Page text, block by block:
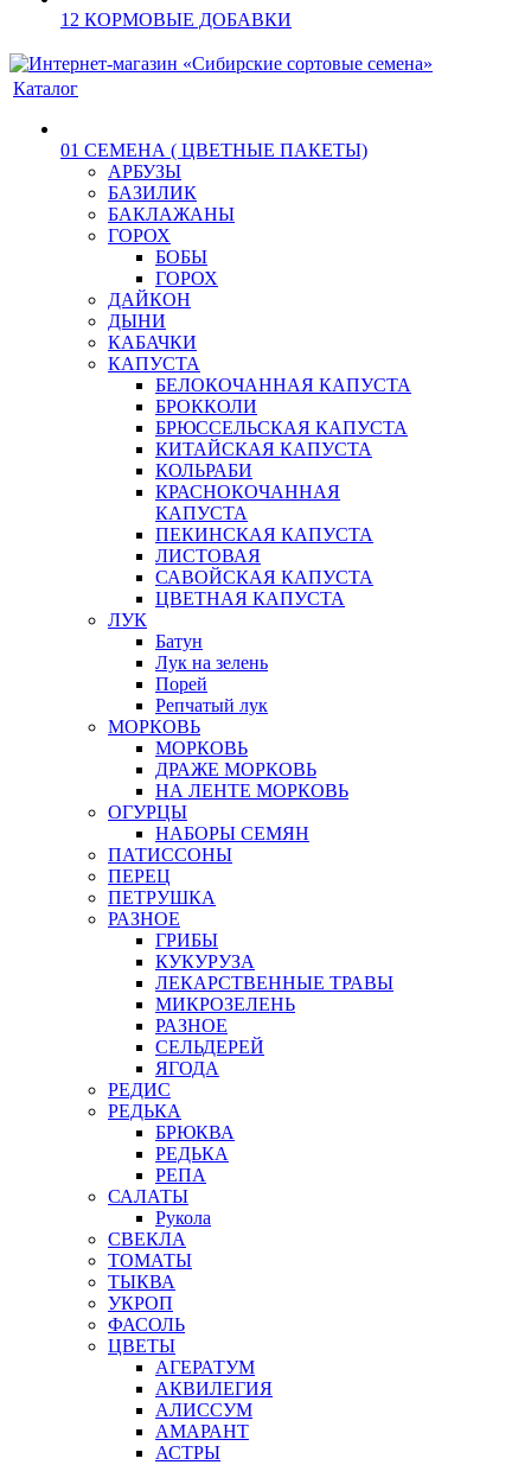
12 КОРМОВЫЕ ДОБАВКИ
Каталог
01 СЕМЕНА ( ЦВЕТНЫЕ ПАКЕТЫ)
АРБУЗЫ
БАЗИЛИК
БАКЛАЖАНЫ
ГОРОХ
БОБЫ
ГОРОХ
ДАЙКОН
ДЫНИ
КАБАЧКИ
КАПУСТА
БЕЛОКОЧАННАЯ КАПУСТА
БРОККОЛИ
БРЮССЕЛЬСКАЯ КАПУСТА
КИТАЙСКАЯ КАПУСТА
КОЛЬРАБИ
КРАСНОКОЧАННАЯ
КАПУСТА
ПЕКИНСКАЯ КАПУСТА
ЛИСТОВАЯ
САВОЙСКАЯ КАПУСТА
ЦВЕТНАЯ КАПУСТА
ЛУК
Батун
Лук на зелень
Порей
Репчатый лук
МОРКОВЬ
МОРКОВЬ
ДРАЖЕ МОРКОВЬ
НА ЛЕНТЕ МОРКОВЬ
ОГУРЦЫ
НАБОРЫ СЕМЯН
ПАТИССОНЫ
ПЕРЕЦ
ПЕТРУШКА
РАЗНОЕ
ГРИБЫ
КУКУРУЗА
ЛЕКАРСТВЕННЫЕ ТРАВЫ
МИКРОЗЕЛЕНЬ
РАЗНОЕ
СЕЛЬДЕРЕЙ
ЯГОДА
РЕДИС
РЕДЬКА
БРЮКВА
РЕДЬКА
РЕПА
САЛАТЫ
Рукола
СВЕКЛА
ТОМАТЫ
ТЫКВА
УКРОП
ФАСОЛЬ
ЦВЕТЫ
АГЕРАТУМ
АКВИЛЕГИЯ
АЛИССУМ
АМАРАНТ
АСТРЫ